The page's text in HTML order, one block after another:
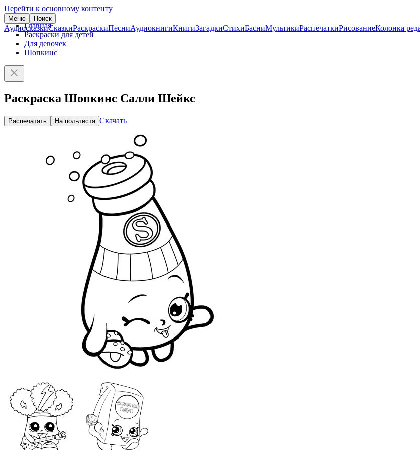
Перейти к основному контенту
Меню Поиск
АудиосказкиСказкиРаскраскиПесниАудиокнигиКнигиЗагадкиСтихиБасниМультикиРаспечаткиРисованиеКолонка
Главная
Раскраски для детей
Для девочек
Шопкинс
Раскраска Шопкинс Салли Шейкс
Распечатать На пол-листа Скачать